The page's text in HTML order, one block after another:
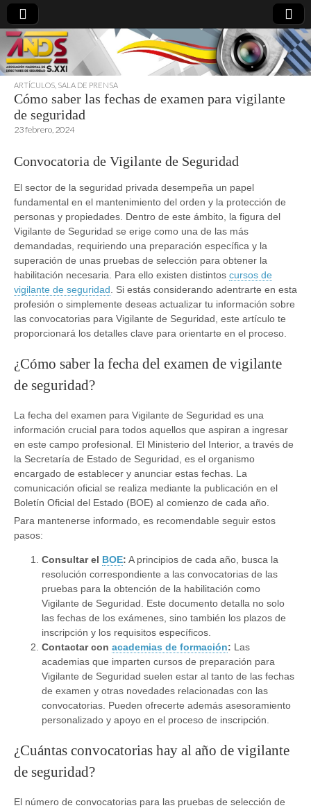
directoresdeseguridad.es
ARTÍCULOS SALA DE PRENSA
Cómo saber las fechas de examen para vigilante
de seguridad
23 febrero, 2024
Convocatoria de Vigilante de Seguridad
El sector de la seguridad privada desempeña un papel
fundamental en el mantenimiento del orden y la protección de
personas y propiedades. Dentro de este ámbito, la figura del
Vigilante de Seguridad se erige como una de las más
demandadas, requiriendo una preparación específica y la
superación de unas pruebas de selección para obtener la
habilitación necesaria. Para ello existen distintos cursos de
vigilante de seguridad. Si estás considerando adentrarte en esta
profesión o simplemente deseas actualizar tu información sobre
las convocatorias para Vigilante de Seguridad, este artículo te
proporcionará los detalles clave para orientarte en el proceso.
¿Cómo saber la fecha del examen de vigilante
de seguridad?
La fecha del examen para Vigilante de Seguridad es una
información crucial para todos aquellos que aspiran a ingresar
en este campo profesional. El Ministerio del Interior, a través de
la Secretaría de Estado de Seguridad, es el organismo
encargado de establecer y anunciar estas fechas. La
comunicación oficial se realiza mediante la publicación en el
Boletín Oficial del Estado (BOE) al comienzo de cada año.
Para mantenerse informado, es recomendable seguir estos
pasos:
Consultar el BOE: A principios de cada año, busca la
resolución correspondiente a las convocatorias de las
pruebas para la obtención de la habilitación como
Vigilante de Seguridad. Este documento detalla no solo
las fechas de los exámenes, sino también los plazos de
inscripción y los requisitos específicos.
Contactar con academias de formación: Las
academias que imparten cursos de preparación para
Vigilante de Seguridad suelen estar al tanto de las fechas
de examen y otras novedades relacionadas con las
convocatorias. Pueden ofrecerte además asesoramiento
personalizado y apoyo en el proceso de inscripción.
¿Cuántas convocatorias hay al año de vigilante
de seguridad?
El número de convocatorias para las pruebas de selección de